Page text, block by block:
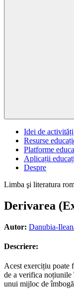
Idei de activități
Resurse
Platforme
Aplicații
Despre
Limba şi literatura
Derivarea
Autor: Danubia-
Descriere:
Acest exercițiu poate
de a verifica noțiunile
unui mijloc de